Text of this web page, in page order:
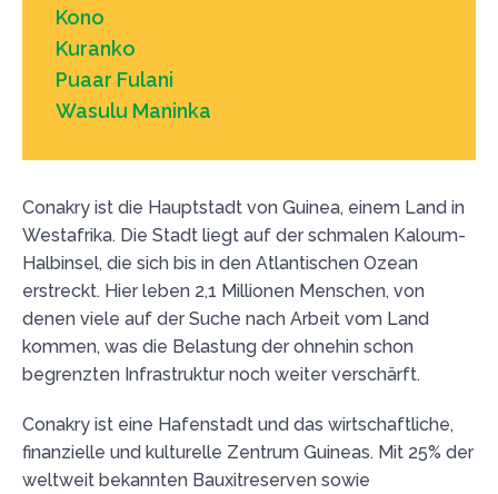
Kono
Kuranko
Puaar Fulani
Wasulu Maninka
Conakry ist die Hauptstadt von Guinea, einem Land in
Westafrika. Die Stadt liegt auf der schmalen Kaloum-
Halbinsel, die sich bis in den Atlantischen Ozean
erstreckt. Hier leben 2,1 Millionen Menschen, von
denen viele auf der Suche nach Arbeit vom Land
kommen, was die Belastung der ohnehin schon
begrenzten Infrastruktur noch weiter verschärft.
Conakry ist eine Hafenstadt und das wirtschaftliche,
finanzielle und kulturelle Zentrum Guineas. Mit 25% der
weltweit bekannten Bauxitreserven sowie